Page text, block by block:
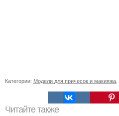
Категории: Модели для причесок и макияжа
Читайте также